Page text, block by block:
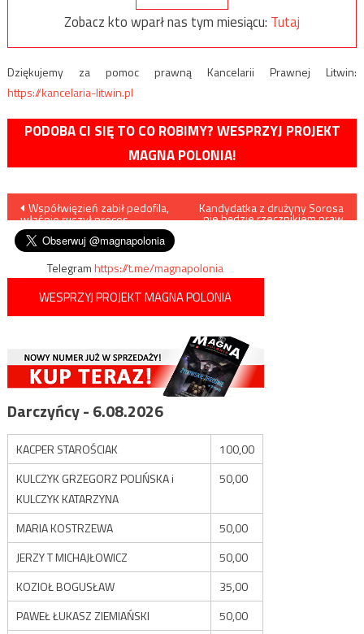
Zobacz kto wparł nas tym miesiącu: Tutaj
Dziękujemy za pomoc prawną Kancelarii Prawnej Litwin:
https://kancelaria-litwin.pl
PODOBA CI SIĘ TO CO ROBIMY? WESPRZYJ PROJEKT
MAGNA POLONIA!
Nawigacja
wpisu
Współwięzień zabił pedofila,
właśnie ruszył proces
Kandydatka z drużyny Sorosa
nie będzie rzecznikiem praw
Telegramhttps://t.me/magnapolonia
WESPRZYJ PROJEKT MAGNA POLONIA
Darczyńcy - 6.08.2026
KACPER STAROŚCIAK
100,00
KULCZYK GRZEGORZ POLIŃSKA i
KULCZYK KATARZYNA
50,00
MARIA KOSTRZEWA
50,00
JERZY T MICHAJŁOWICZ
50,00
KOZIOŁ BOGUSŁAW
35,00
PAWEŁ ŁUKASZ ZIEMIAŃSKI
50,00